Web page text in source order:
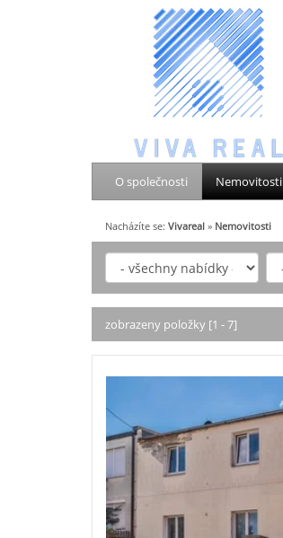
O společnosti Nemovitosti
Nacházíte se: Vivareal » Nemovitosti
zobrazeny položky [1 - 7]